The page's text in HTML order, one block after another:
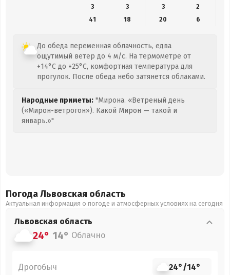
3
3 3
2
41
18 20 6
До обеда переменная облачность, едва
ощутимый ветер до 4 м/с. На термометре от
+14°C до +25°C, комфортная температура для
прогулок. После обеда небо затянется облаками.
Народные приметы: "Мирона. «Ветреный день
(«Мирон-ветрогон»). Какой Мирон — такой и
январь.»"
Погода Львовская область
Актуальная информация о погоде и атмосферных условиях на сегодня
Львовская область
24° 14° Облачно
Дрогобыч 24°/14°